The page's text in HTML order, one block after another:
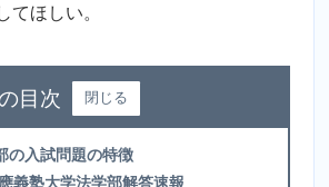
てほしい。
目次 閉じる
の入試問題の特徴
義塾大学法学部解答速報